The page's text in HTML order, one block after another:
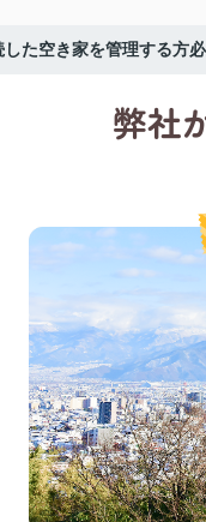
した空き家を管理する方
弊社